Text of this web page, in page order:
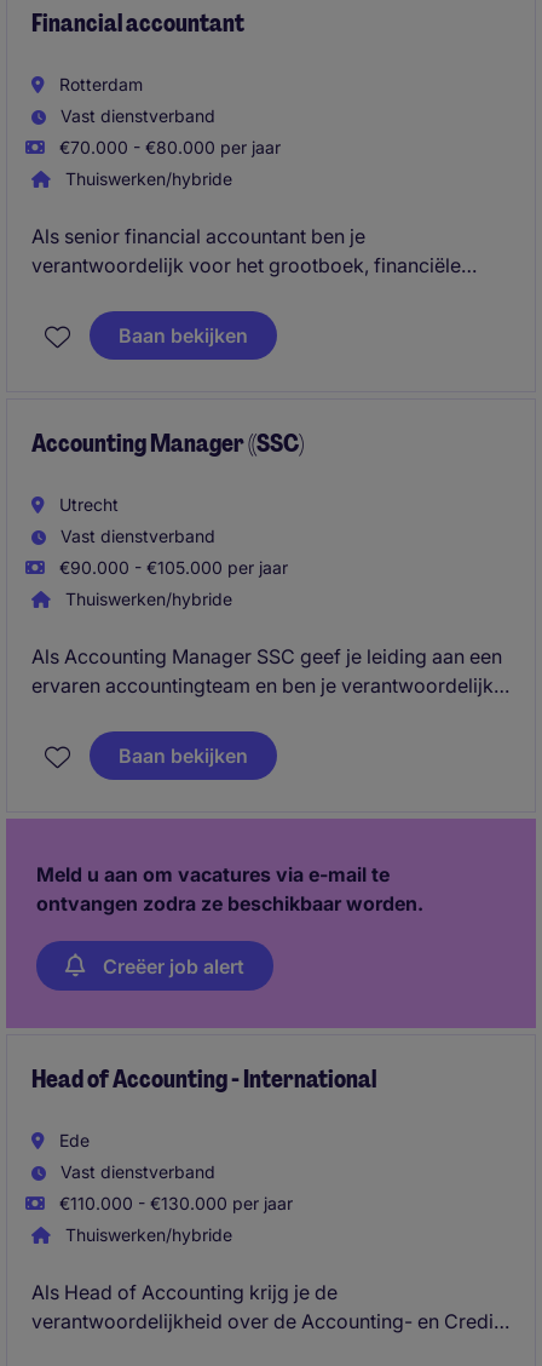
Financial accountant
Rotterdam
Vast dienstverband
€70.000 - €80.000 per jaar
Thuiswerken/hybride
Als senior financial accountant ben je
verantwoordelijk voor het grootboek, financiële
van audits en fiscale verplichtingen. Je zorgt voor
betrouwbare financiële gegevens, bewaakt
binnen een productieomgeving.
Baan bekijken
Accounting Manager ((SSC)
Utrecht
Vast dienstverband
€90.000 - €105.000 per jaar
Thuiswerken/hybride
Als Accounting Manager SSC geef je leiding aan een
ervaren accountingteam en ben je verantwoordelijk
professionalisering van de financiële administratie
binnen een complexe infrastructuur- en
in verandering.
Baan bekijken
Meld u aan om vacatures via e-mail te
ontvangen zodra ze beschikbaar worden.
Creëer job alert
Head of Accounting - International
Ede
Vast dienstverband
€110.000 - €130.000 per jaar
Thuiswerken/hybride
Als Head of Accounting krijg je de
verantwoordelijkheid over de Accounting- en Credit